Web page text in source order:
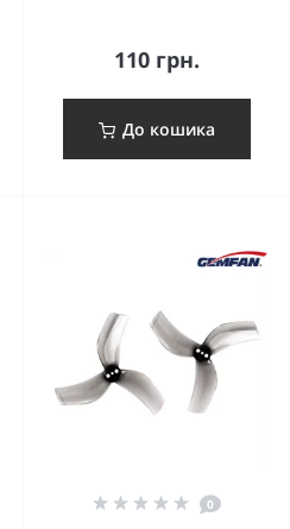
110 грн.
До кошика
0